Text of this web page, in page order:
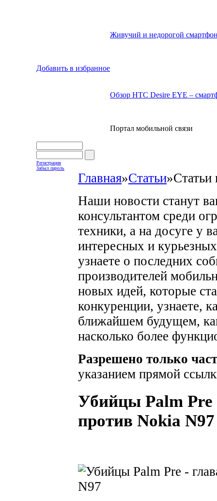
Добавить в избранное
Живучий и недорогой
Обзор HTC Desire EYE –
Портал мобильной связи
Регистрация
Забыл пароль
Главная»Статьи»Статьи
Наши новости станут
консультантом среди
техники, а на досуге у
интересных и
узнаете о последних
производителей
новых идей, которые
конкуренции, узнаете,
ближайшем будущем,
насколько более
Разрешено только
указанием прямой
Убийцы Palm Pre
против Nokia N97